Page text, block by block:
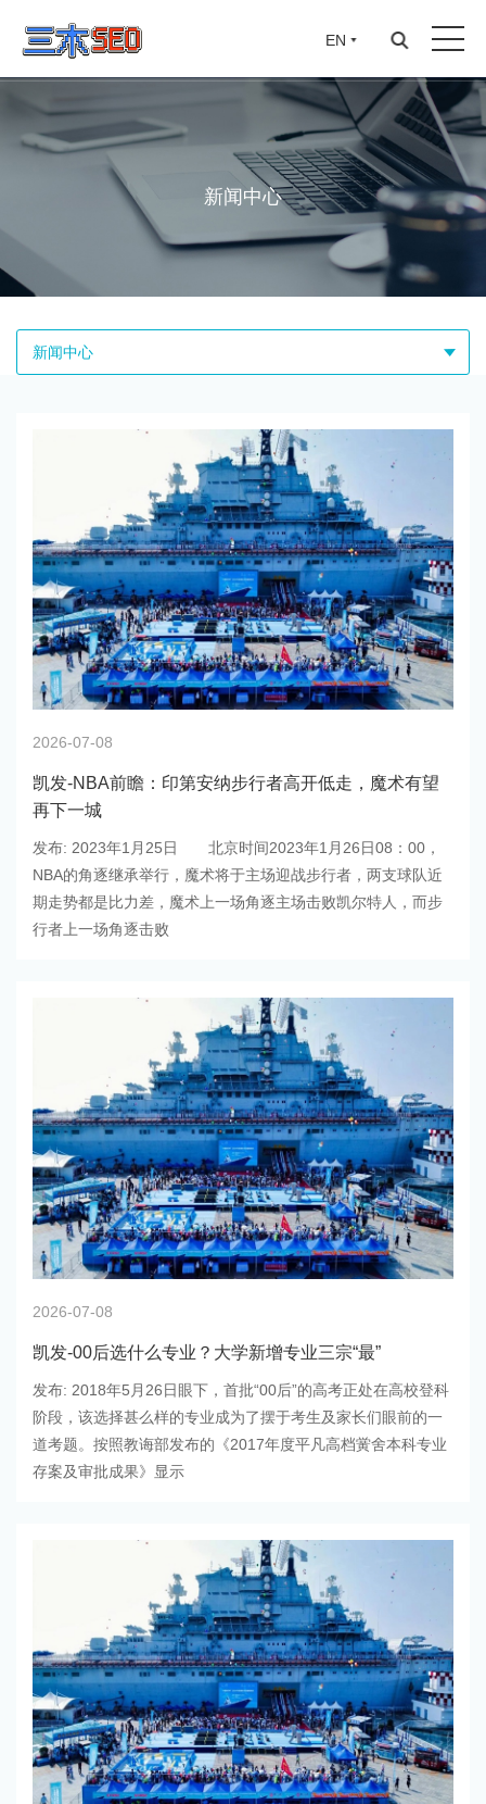
EN
新闻中心
新闻中心
2026-07-08
凯发-NBA前瞻：印第安纳步行者高开低走，魔术有望
再下一城
发布: 2023年1月25日 北京时间2023年1月26日08：00，
NBA的角逐继承举行，魔术将于主场迎战步行者，两支球队近
期走势都是比力差，魔术上一场角逐主场击败凯尔特人，而步
行者上一场角逐击败
2026-07-08
凯发-00后选什么专业？大学新增专业三宗“最”
发布: 2018年5月26日眼下，首批“00后”的高考正处在高校登科
阶段，该选择甚么样的专业成为了摆于考生及家长们眼前的一
道考题。按照教诲部发布的《2017年度平凡高档黉舍本科专业
存案及审批成果》显示